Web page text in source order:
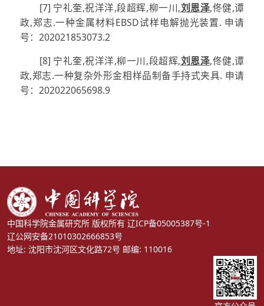
[7] 宁礼奎,祝洋洋,段超辉,柳一川,刘恩泽,佟健,谭
政,郑志.一种金属材料EBSD试样电解抛光装置. 申请
号：202021853073.2
[8] 宁礼奎,祝洋洋,柳一川,段超辉,刘恩泽,佟健,谭
政,郑志.一种复杂外形金相样品制备手持式夹具. 申请
号：202022065698.9
中国科学院金属研究所 版权所有 辽ICP备05005387号-1
辽公网安备21010302666853号
地址: 沈阳市沈河区文化路72号 邮编: 110016